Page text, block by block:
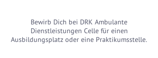
Bewirb Dich bei DRK Ambulante
Dienstleistungen Celle für einen
Ausbildungsplatz oder eine Praktikumsstelle.